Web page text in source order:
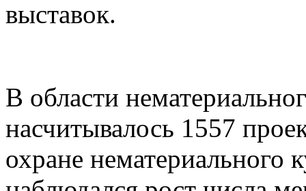
выставок.
В области
насчитывалось 1557
охране нематериального